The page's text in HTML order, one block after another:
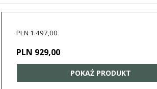
PLN 1.497,00
PLN 929,00
POKAŻ PRODUKT